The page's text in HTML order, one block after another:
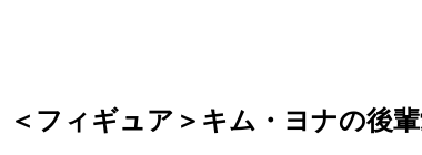
＜フィギュア＞キム・ヨナの後